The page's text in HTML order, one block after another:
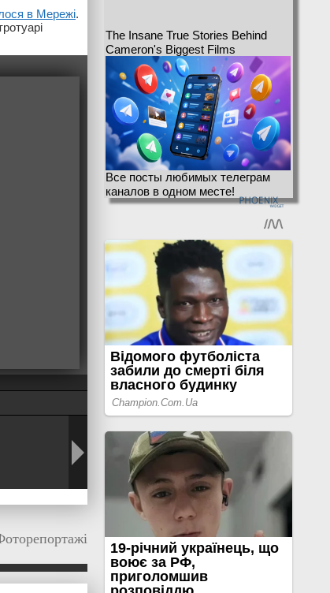
в Мережі.
The Insane True Stories Behind
Cameron's Biggest Films
Все посты любимых телеграм
каналов в одном месте!